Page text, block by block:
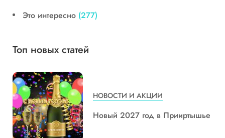
Это интересно (277)
Топ новых статей
НОВОСТИ И АКЦИИ
Новый 2027 год в Прииртышье